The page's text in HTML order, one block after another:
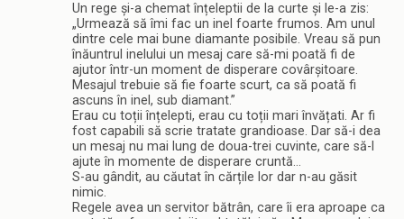
Un rege și-a chemat înțeleptii de la curte și le-a zis:
„Urmează să îmi fac un inel foarte frumos. Am unul
dintre cele mai bune diamante posibile. Vreau să pun
înăuntrul inelului un mesaj care să-mi poată fi de
ajutor într-un moment de disperare covârșitoare.
Mesajul trebuie să fie foarte scurt, ca să poată fi
ascuns în inel, sub diamant.”
Erau cu toții înțelepti, erau cu toții mari învățati. Ar fi
fost capabili să scrie tratate grandioase. Dar să-i dea
un mesaj nu mai lung de doua-trei cuvinte, care să-l
ajute în momente de disperare cruntă…
S-au gândit, au căutat în cărțile lor dar n-au găsit
nimic.
Regele avea un servitor bătrân, care îi era aproape ca